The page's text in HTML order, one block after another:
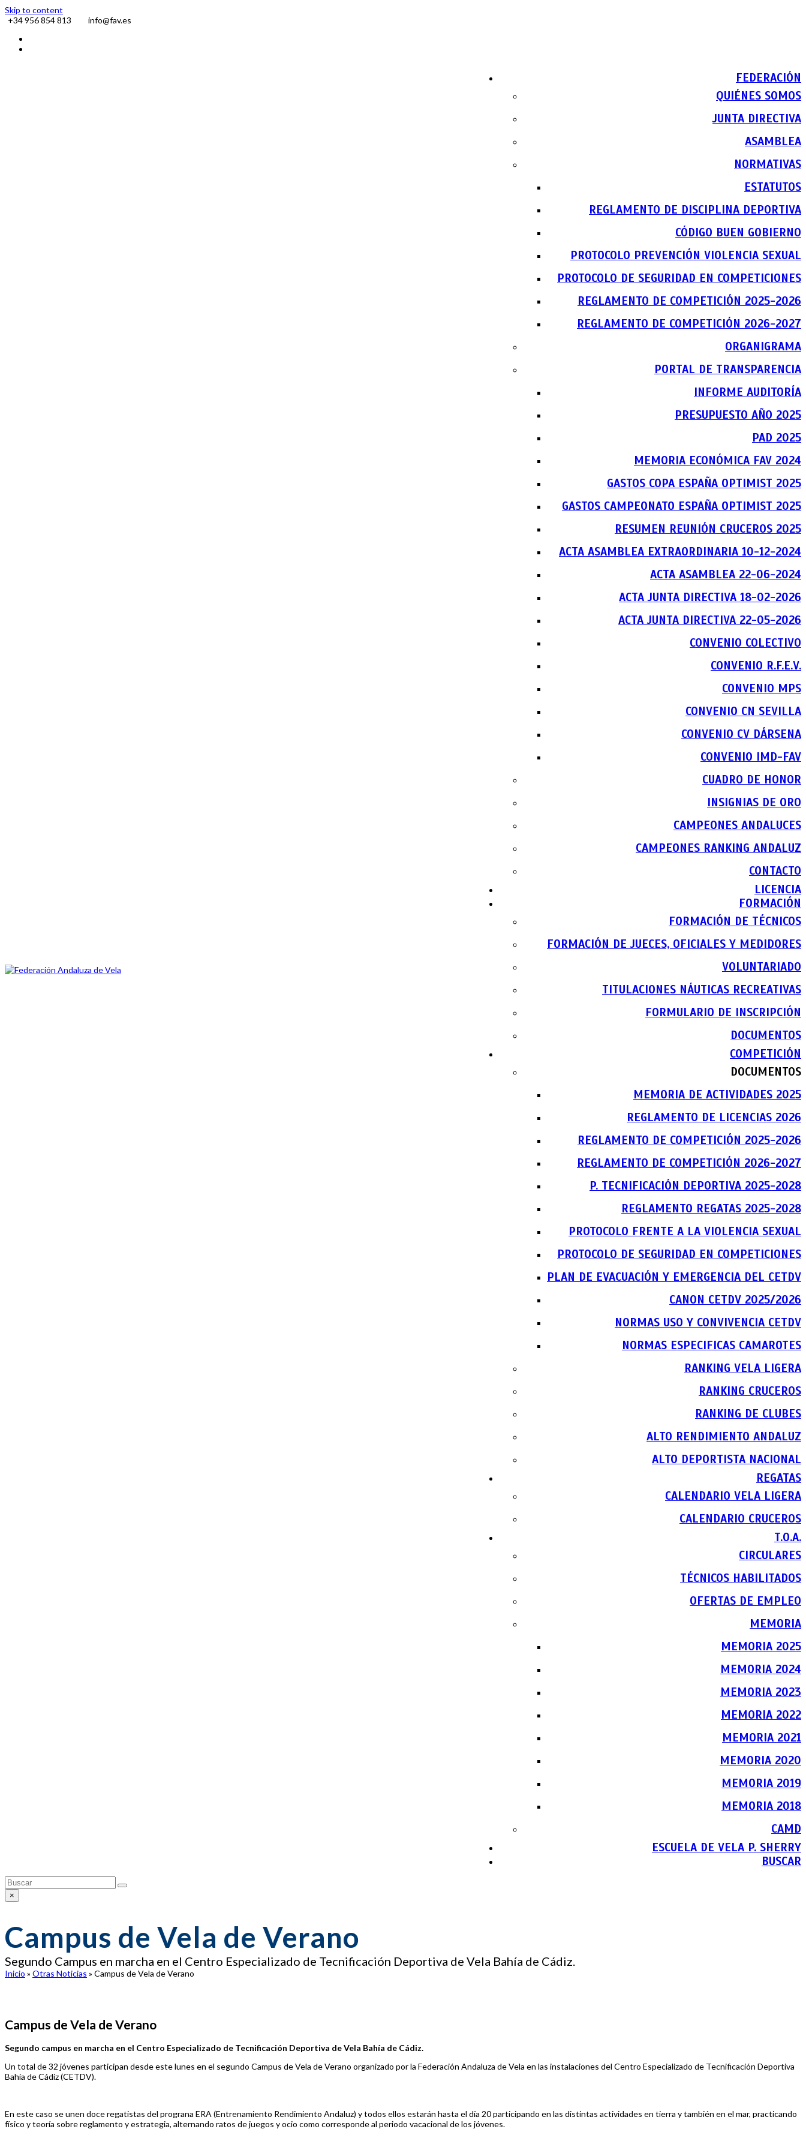
Skip to content
+34 956 854 813
info@fav.es
FEDERACIÓN
QUIÉNES SOMOS
JUNTA DIRECTIVA
ASAMBLEA
NORMATIVAS
ESTATUTOS
REGLAMENTO DE DISCIPLINA DEPORTIVA
CÓDIGO BUEN GOBIERNO
PROTOCOLO PREVENCIÓN VIOLENCIA SEXUAL
PROTOCOLO DE SEGURIDAD EN COMPETICIONES
REGLAMENTO DE COMPETICIÓN 2025-2026
REGLAMENTO DE COMPETICIÓN 2026-2027
ORGANIGRAMA
PORTAL DE TRANSPARENCIA
INFORME AUDITORÍA
PRESUPUESTO AÑO 2025
PAD 2025
MEMORIA ECONÓMICA FAV 2024
GASTOS COPA ESPAÑA OPTIMIST 2025
GASTOS CAMPEONATO ESPAÑA OPTIMIST 2025
RESUMEN REUNIÓN CRUCEROS 2025
ACTA ASAMBLEA EXTRAORDINARIA 10-12-2024
ACTA ASAMBLEA 22-06-2024
ACTA JUNTA DIRECTIVA 18-02-2026
ACTA JUNTA DIRECTIVA 22-05-2026
CONVENIO COLECTIVO
CONVENIO R.F.E.V.
CONVENIO MPS
CONVENIO CN SEVILLA
CONVENIO CV DÁRSENA
CONVENIO IMD-FAV
CUADRO DE HONOR
INSIGNIAS DE ORO
CAMPEONES ANDALUCES
CAMPEONES RANKING ANDALUZ
CONTACTO
LICENCIA
FORMACIÓN
FORMACIÓN DE TÉCNICOS
FORMACIÓN DE JUECES, OFICIALES Y MEDIDORES
VOLUNTARIADO
TITULACIONES NÁUTICAS RECREATIVAS
FORMULARIO DE INSCRIPCIÓN
DOCUMENTOS
COMPETICIÓN
DOCUMENTOS
MEMORIA DE ACTIVIDADES 2025
REGLAMENTO DE LICENCIAS 2026
REGLAMENTO DE COMPETICIÓN 2025-2026
REGLAMENTO DE COMPETICIÓN 2026-2027
P. TECNIFICACIÓN DEPORTIVA 2025-2028
REGLAMENTO REGATAS 2025-2028
PROTOCOLO FRENTE A LA VIOLENCIA SEXUAL
PROTOCOLO DE SEGURIDAD EN COMPETICIONES
PLAN DE EVACUACIÓN Y EMERGENCIA DEL CETDV
CANON CETDV 2025/2026
NORMAS USO Y CONVIVENCIA CETDV
NORMAS ESPECIFICAS CAMAROTES
RANKING VELA LIGERA
RANKING CRUCEROS
RANKING DE CLUBES
ALTO RENDIMIENTO ANDALUZ
ALTO DEPORTISTA NACIONAL
REGATAS
CALENDARIO VELA LIGERA
CALENDARIO CRUCEROS
T.O.A.
CIRCULARES
TÉCNICOS HABILITADOS
OFERTAS DE EMPLEO
MEMORIA
MEMORIA 2025
MEMORIA 2024
MEMORIA 2023
MEMORIA 2022
MEMORIA 2021
MEMORIA 2020
MEMORIA 2019
MEMORIA 2018
CAMD
ESCUELA DE VELA P. SHERRY
BUSCAR
Buscar
Enviar
×
Close
Campus de Vela de Verano
Segundo Campus en marcha en el Centro Especializado de Tecnificación Deportiva de Vela Bahía de Cádiz.
Inicio » Otras Noticias » Campus de Vela de Verano
Campus de Vela de Verano
Segundo campus en marcha en el Centro Especializado de Tecnificación Deportiva de Vela Bahía de Cádiz.
Un total de 32 jóvenes participan desde este lunes en el segundo Campus de Vela de Verano organizado por la Federación Andaluza de Vela en las instalaciones del Centro Especializado de Tecnificación Deportiva
Bahía de Cádiz (CETDV).
En este caso se unen doce regatistas del prograna ERA (Entrenamiento Rendimiento Andaluz) y todos ellos estarán hasta el día 20 participando en las distintas actividades en tierra y también en el mar, practicando
físico y teoría sobre reglamento y estrategia, alternando ratos de juegos y ocio como corresponde al periodo vacacional de los jóvenes.